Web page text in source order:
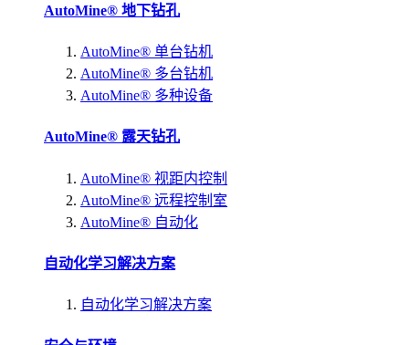
AutoMine® 地下钻孔
AutoMine® 单台钻机
AutoMine® 多台钻机
AutoMine® 多种设备
AutoMine® 露天钻孔
AutoMine® 视距内控制
AutoMine® 远程控制室
AutoMine® 自动化
自动化学习解决方案
自动化学习解决方案